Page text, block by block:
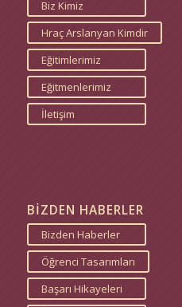
Biz Kimiz
Hraç Arslanyan Kimdir
Eğitimlerimiz
Eğitmenlerimiz
İletişim
BİZDEN HABERLER
Bizden Haberler
Öğrenci Tasarımları
Başarı Hikayeleri